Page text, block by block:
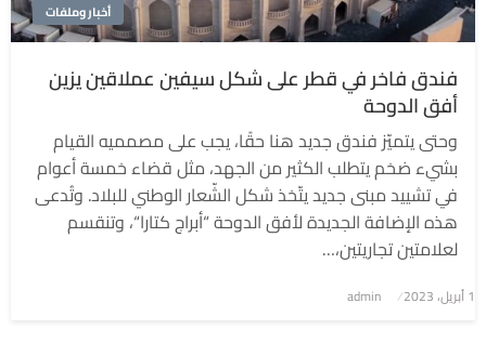
أخبار وملفات
فندق فاخر في قطر على شكل سيفين عملاقين يزين
أفق الدوحة
وحتى يتميّز فندق جديد هنا حقًا، يجب على مصمميه القيام
بشيء ضخم يتطلب الكثير من الجهد، مثل قضاء خمسة أعوام
في تشييد مبنى جديد يتّخذ شكل الشّعار الوطني للبلاد. وتُدعى
هذه الإضافة الجديدة لأفق الدوحة “أبراج كتارا“، وتنقسم
لعلامتين تجاريتين،…
نُشر1 أبريل، 2023 admin